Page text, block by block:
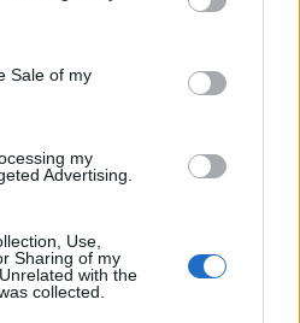
app uses one or more Google
store information including but
behaviour. You may click to
and its third-party tags to
Sale of my
my
Advertising.
Use,
Sharing of my
with the
collected.